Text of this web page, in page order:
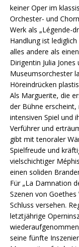
keiner Oper im
Orchester- und
Werk als „Légende-
Handlung ist
alles andere als
Dirigentin Julia
Museumsorchester
Höreindrücken
Als Marguerite, die
der Bühne
intensiven Spiel und
Verführer und
gibt mit tenoraler
Spielfreude und
vielschichtiger
einen soliden
Für „La Damnation
Szenen von
Schluss versehen.
letztjährige
seine fünfte